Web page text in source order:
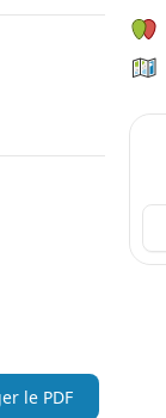
le PDF